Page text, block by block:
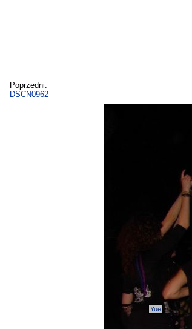
Poprzedni:
DSCN0962
Yue